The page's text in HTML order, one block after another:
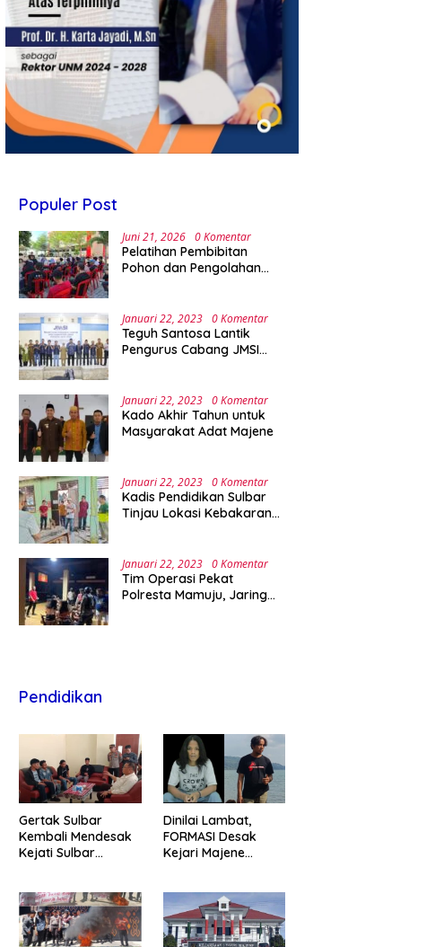
Populer Post
Juni 21, 2026 0 Komentar
Pelatihan Pembibitan
Pohon dan Pengolahan
Green Campus di UPA
Laboratorium Terpadu
Januari 22, 2023 0 Komentar
Teguh Santosa Lantik
Pengurus Cabang JMSI
Januari 22, 2023 0 Komentar
Kado Akhir Tahun untuk
Masyarakat Adat Majene
Januari 22, 2023 0 Komentar
Kadis Pendidikan Sulbar
Tinjau Lokasi Kebakaran
Januari 22, 2023 0 Komentar
Tim Operasi Pekat
Polresta Mamuju, Jaring
Pendidikan
Gertak Sulbar
Kembali Mendesak
Kejati Sulbar
Majene
Dinilai Lambat,
FORMASI Desak
Kejari Majene
Fiktif RSUD Majene